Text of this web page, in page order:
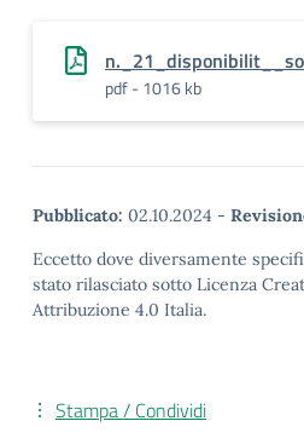
pdf - 1016 kb
Pubblicato: 02.10.2024 -
Eccetto dove diversamente
stato rilasciato sotto Licenza
Attribuzione 4.0 Italia.
Stampa / Condividi